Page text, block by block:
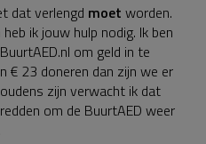
dat verlengd moet worden.
ik jouw hulp nodig. Ik ben
om geld in te
€ 23 doneren dan zijn we er
zijn verwacht ik dat
om de BuurtAED weer